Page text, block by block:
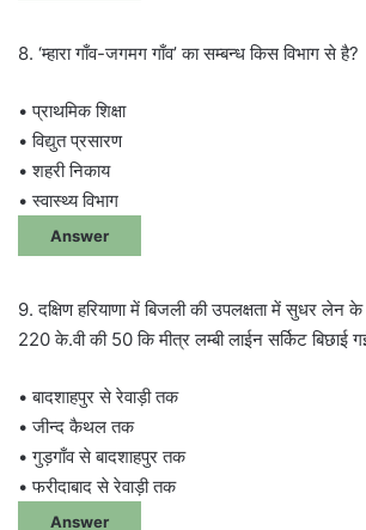
8. ‘म्हारा गाँव-जगमग गाँव’ का सम्बन्ध किस विभाग से है?
• प्राथमिक शिक्षा
• विद्युत प्रसारण
• शहरी निकाय
• स्वास्थ्य विभाग
Answer
9. दक्षिण हरियाणा में बिजली की उपलक्षता में सुधर लेन
220 के.वी की 50 कि मीत्र लम्बी लाईन सर्किट बिछाई
• बादशाहपुर से रेवाड़ी तक
• जीन्द कैथल तक
• गुड़गाँव से बादशाहपुर तक
• फरीदाबाद से रेवाड़ी तक
Answer